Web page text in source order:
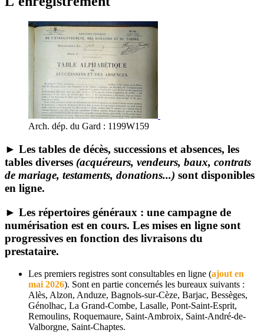
Arch. dép. du Gard : 1199W159
► Les tables de décès, successions et absences, les
tables diverses (acquéreurs, vendeurs, baux, contrats
de mariage, testaments, donations...) sont disponibles
en ligne.
► Les répertoires généraux : une campagne de
numérisation est en cours. Les mises en ligne sont
progressives en fonction des livraisons du
prestataire.
Les premiers registres sont consultables en ligne (ajout en
mai 2026). Sont en partie concernés les bureaux suivants :
Alès, Alzon, Anduze, Bagnols-sur-Cèze, Barjac, Bessèges,
Génolhac, La Grand-Combe, Lasalle, Pont-Saint-Esprit,
Remoulins, Roquemaure, Saint-Ambroix, Saint-André-de-
Valborgne, Saint-Chaptes.